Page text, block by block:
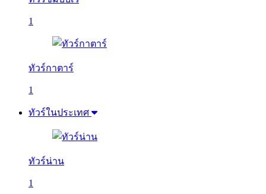
1
ทัวร์กาตาร์
1
ทัวร์ในประเทศ
ทัวร์น่าน
1